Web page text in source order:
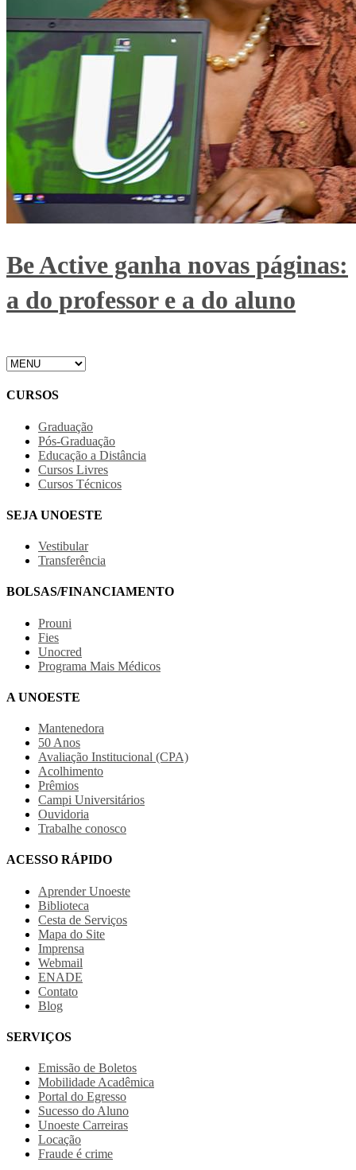
Be Active ganha novas páginas:
a do professor e a do aluno
CURSOS
Graduação
Pós-Graduação
Educação a Distância
Cursos Livres
Cursos Técnicos
SEJA UNOESTE
Vestibular
Transferência
BOLSAS/FINANCIAMENTO
Prouni
Fies
Unocred
Programa Mais Médicos
A UNOESTE
Mantenedora
50 Anos
Avaliação Institucional (CPA)
Acolhimento
Prêmios
Campi Universitários
Ouvidoria
Trabalhe conosco
ACESSO RÁPIDO
Aprender Unoeste
Biblioteca
Cesta de Serviços
Mapa do Site
Imprensa
Webmail
ENADE
Contato
Blog
SERVIÇOS
Emissão de Boletos
Mobilidade Acadêmica
Portal do Egresso
Sucesso do Aluno
Unoeste Carreiras
Locação
Fraude é crime